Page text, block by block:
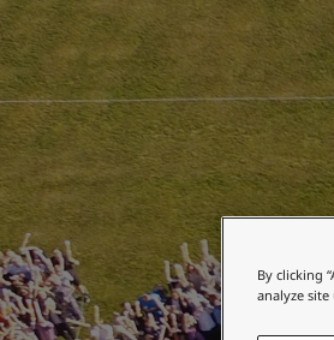
가정용 페인트와
인테리어용 제품 사이트
가정용 페인트와
인테리어용 제품 사이
By clicking
analyze